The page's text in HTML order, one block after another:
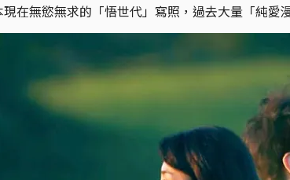
在無慾無求的「悟世代」寫照，過去大量「純